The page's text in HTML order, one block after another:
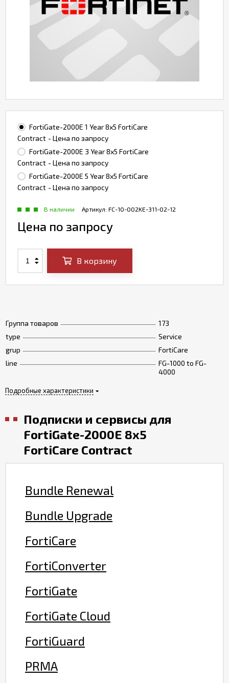
Группа товаров
173
type
Service
grup
FortiCare
line
FG-1000 to FG-
4000
Подробные характеристики
FortiGate-2000E 1 Year 8x5 FortiCare
Contract - Цена по запросу
FortiGate-2000E 3 Year 8x5 FortiCare
Contract - Цена по запросу
FortiGate-2000E 5 Year 8x5 FortiCare
Contract - Цена по запросу
Артикул: FC-10-002KE-311-02-12
В наличии
Цена по запросу
В корзину
Подписки и сервисы для
FortiGate-2000E 8x5
FortiCare Contract
Bundle Renewal
Bundle Upgrade
FortiCare
FortiConverter
FortiGate
FortiGate Cloud
FortiGuard
PRMA